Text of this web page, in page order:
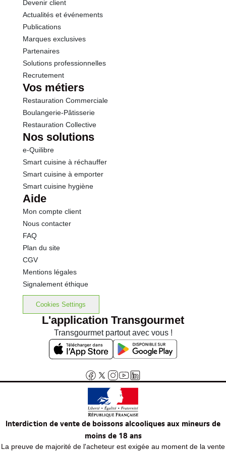
Devenir client
Actualités et événements
Publications
Marques exclusives
Partenaires
Solutions professionnelles
Recrutement
Vos métiers
Restauration Commerciale
Boulangerie-Pâtisserie
Restauration Collective
Nos solutions
e-Quilibre
Smart cuisine à réchauffer
Smart cuisine à emporter
Smart cuisine hygiène
Aide
Mon compte client
Nous contacter
FAQ
Plan du site
CGV
Mentions légales
Signalement éthique
Cookies Settings
L'application Transgourmet
Transgourmet partout avec vous !
Interdiction de vente de boissons alcooliques aux mineurs de
moins de 18 ans
La preuve de majorité de l'acheteur est exigée au moment de la vente